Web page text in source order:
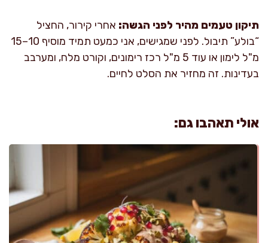
תיקון טעמים מהיר לפני הגשה: אחרי קירור, החציל
“בולע” תיבול. לפני שמגישים, אני כמעט תמיד מוסיף 10–15
מ"ל לימון או עוד 5 מ"ל רכז רימונים, וקורט מלח, ומערבב
בעדינות. זה מחזיר את הסלט לחיים.
אולי תאהבו גם: